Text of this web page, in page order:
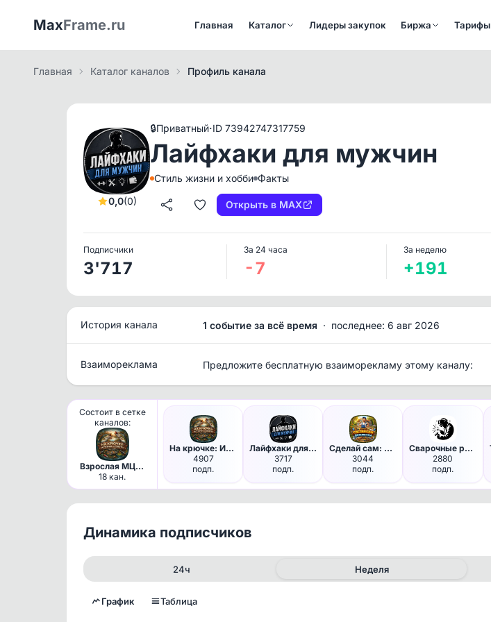
MaxFrame.ru Главная Каталог Лидеры закупок Биржа Тарифы
Главная Каталог каналов Профиль канала
0,0(0)
🔒Приватный·ID 73942747317759
Лайфхаки для мужчин
Стиль жизни и хобби Факты
Открыть в MAX
Подписчики
3'717
За 24 часа
-7
За неделю
+191
История канала 1 событие за всё время · последнее: 6 авг 2026
Взаимореклама Предложите бесплатную взаиморекламу этому каналу:
Состоит в сетке
каналов:
Взрослая МЦА,
полностью MAX
трафик
18 кан.
На крючке: Истории и советы
4907
подп.
Лайфхаки для мужчин
3717
подп.
Сделай сам: Дом мечты
3044
подп.
Сварочные работы
2880
подп.
Динамика подписчиков
24ч Неделя
График Таблица